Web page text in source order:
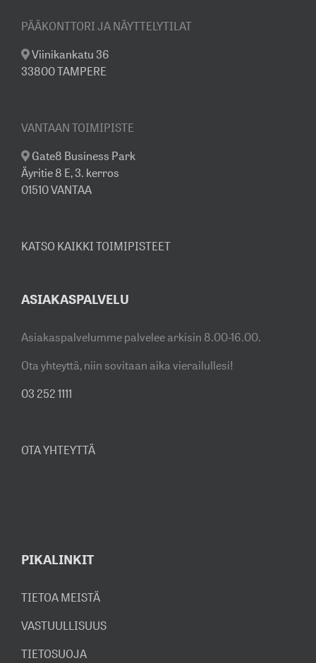
PÄÄKONTTORI JA NÄYTTELYTILAT
Viinikankatu 36
33800 TAMPERE
VANTAAN TOIMIPISTE
Gate8 Business Park
Äyritie 8 E, 3. kerros
01510 VANTAA
KATSO KAIKKI TOIMIPISTEET
ASIAKASPALVELU
Asiakaspalvelumme palvelee arkisin 8.00-16.00.
Ota yhteyttä, niin sovitaan aika vierailullesi!
03 252 1111
OTA YHTEYTTÄ
PIKALINKIT
TIETOA MEISTÄ
VASTUULLISUUS
TIETOSUOJA